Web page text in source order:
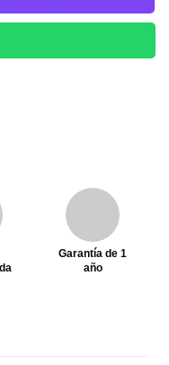
Garantía de 1
año